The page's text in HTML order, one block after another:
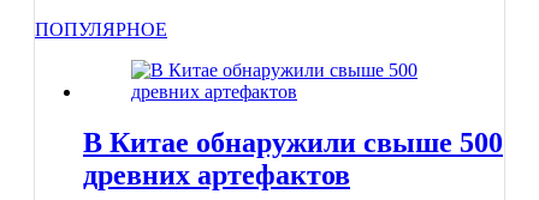
ПОПУЛЯРНОЕ
В Китае обнаружили свыше 500
древних артефактов